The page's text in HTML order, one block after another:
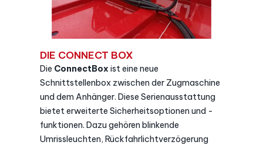
DIE CONNECT BOX
Die ConnectBox ist eine neue
Schnittstellenbox zwischen der Zugmaschine
und dem Anhänger. Diese Serienausstattung
bietet erweiterte Sicherheitsoptionen und -
funktionen. Dazu gehören blinkende
Umrissleuchten, Rückfahrlichtverzögerung